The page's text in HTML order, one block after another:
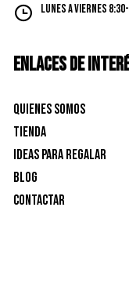
Lunes a Viernes
ENLACES DE
Quienes Somos
Tienda
Ideas para Regalar
Blog
Contactar